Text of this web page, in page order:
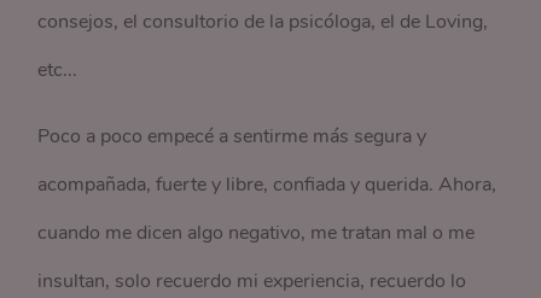
consejos, el consultorio de la psicóloga, el de Loving,
etc...
Poco a poco empecé a sentirme más segura y
acompañada, fuerte y libre, confiada y querida. Ahora,
cuando me dicen algo negativo, me tratan mal o me
insultan, solo recuerdo mi experiencia, recuerdo lo